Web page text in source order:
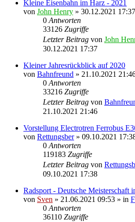
Kleine Eisenbahn im Harz - 2021
von John Henry » 30.12.2021
0 Antworten
33126 Zugriffe
Letzter Beitrag von John
30.12.2021 17:37
Kleiner Jahresrückblick auf 2020
von Bahnfreund » 21.10.2021
0 Antworten
33216 Zugriffe
Letzter Beitrag von
21.10.2021 21:46
Vorstellung Electrotren Ferrobus
von Rettungsber» 09.10.2021
0 Antworten
119183 Zugriffe
Letzter Beitrag von
09.10.2021 17:38
Radsport - Deutsche Meisterschaft
von Sven » 21.06.2021 09:53 » in
0 Antworten
36110 Zugriffe